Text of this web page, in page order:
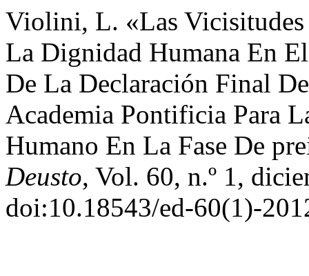
Violini, L. «Las
La Dignidad Humana En
De La Declaración Final
Academia Pontificia Para
Humano En La Fase De
Deusto, Vol. 60, n.º 1,
doi:10.18543/ed-60(1)-